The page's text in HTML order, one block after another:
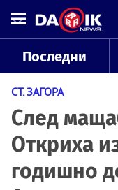
Последни
СТ. ЗАГОРА
След
Откриха
годишно